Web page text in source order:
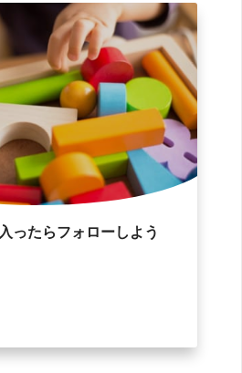
ったらフォローしよう